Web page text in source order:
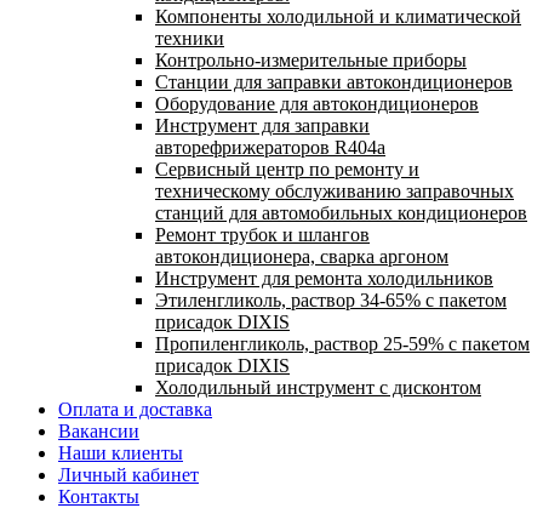
Компоненты холодильной и климатической
техники
Контрольно-измерительные приборы
Станции для заправки автокондиционеров
Оборудование для автокондиционеров
Инструмент для заправки
авторефрижераторов R404a
Сервисный центр по ремонту и
техническому обслуживанию заправочных
станций для автомобильных кондиционеров
Ремонт трубок и шлангов
автокондиционера, сварка аргоном
Инструмент для ремонта холодильников
Этиленгликоль, раствор 34-65% с пакетом
присадок DIXIS
Пропиленгликоль, раствор 25-59% с пакетом
присадок DIXIS
Холодильный инструмент с дисконтом
Оплата и доставка
Вакансии
Наши клиенты
Личный кабинет
Контакты